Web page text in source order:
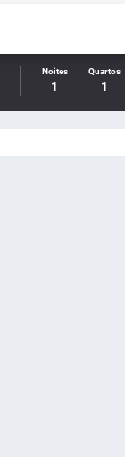
Noites
1
Quartos
1